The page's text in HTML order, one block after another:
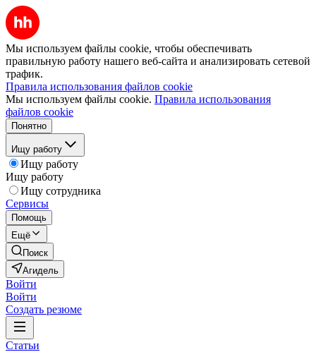
Мы используем файлы cookie, чтобы обеспечивать
правильную работу нашего веб-сайта и анализировать сетевой
трафик.
Правила использования файлов cookie
Мы используем файлы cookie. Правила использования
файлов cookie
Понятно
Ищу работу
Ищу работу
Ищу работу
Ищу сотрудника
Сервисы
Помощь
Ещё
Поиск
Агидель
Войти
Войти
Создать резюме
Статьи